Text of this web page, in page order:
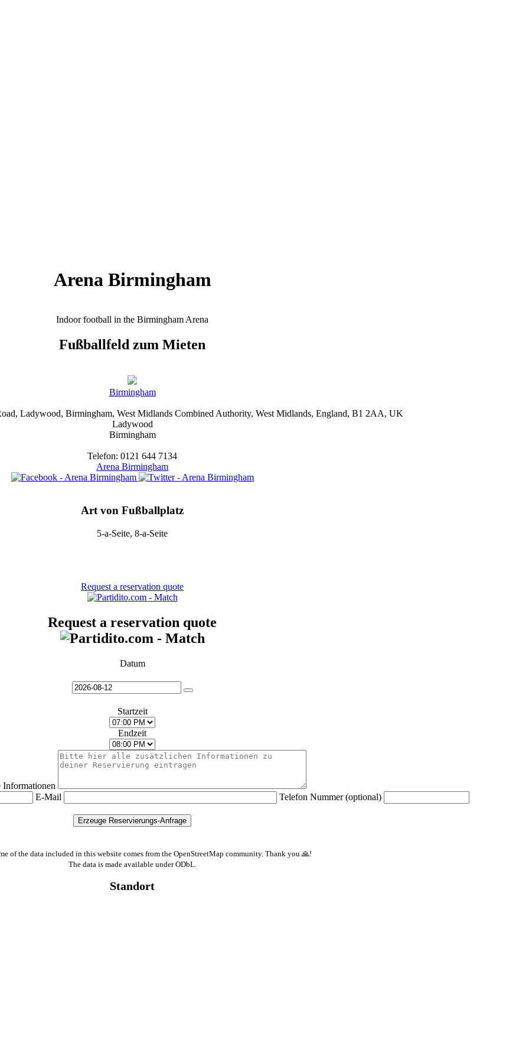
Arena Birmingham
Indoor football in the Birmingham Arena
Fußballfeld zum Mieten
Birmingham
Ladywood, Birmingham, West Midlands Combined Authority, West Midlands, England, B1 2AA, UK
Ladywood
Birmingham
Telefon: 0121 644 7134
Arena Birmingham
Art von Fußballplatz
5-a-Seite, 8-a-Seite
Request a reservation quote
Request a reservation quote
Datum
Startzeit
Endzeit
Informationen
E-Mail Telefon Nummer (optional)
of the data included in this website comes from the OpenStreetMap community. Thank you 🙏!
The data is made available under ODbL.
Standort